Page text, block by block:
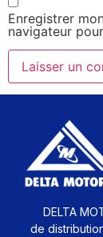
Enregistrer
navigateur
DELTA
de